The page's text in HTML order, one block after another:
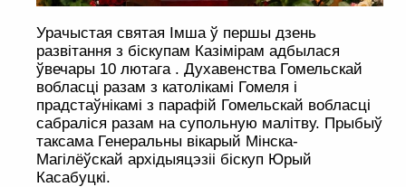
Урачыстая святая Імша ў першы дзень
развітання з біскупам Казімірам адбылася
ўвечары 10 лютага . Духавенства Гомельскай
вобласці разам з католікамі Гомеля і
прадстаўнікамі з парафій Гомельскай вобласці
сабраліся разам на супольную малітву. Прыбыў
таксама Генеральны вікарый Мінска-
Магілёўскай архідыяцэзіі біскуп Юрый
Касабуцкі.